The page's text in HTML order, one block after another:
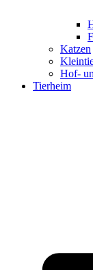
Katzen
Hof-
Tierheim